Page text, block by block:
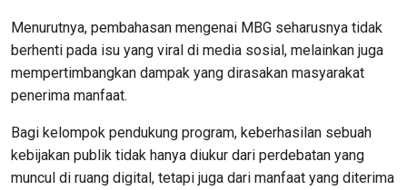
Menurutnya, pembahasan mengenai MBG seharusnya tidak
berhenti pada isu yang viral di media sosial, melainkan juga
mempertimbangkan dampak yang dirasakan masyarakat
penerima manfaat.
Bagi kelompok pendukung program, keberhasilan sebuah
kebijakan publik tidak hanya diukur dari perdebatan yang
muncul di ruang digital, tetapi juga dari manfaat yang diterima